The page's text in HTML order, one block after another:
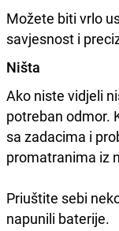
Možete biti vrlo
savjesnost i
Ništa
Ako niste vidjeli
potreban odmor.
sa zadacima i
promatranima iz
Priuštite sebi
napunili baterije.